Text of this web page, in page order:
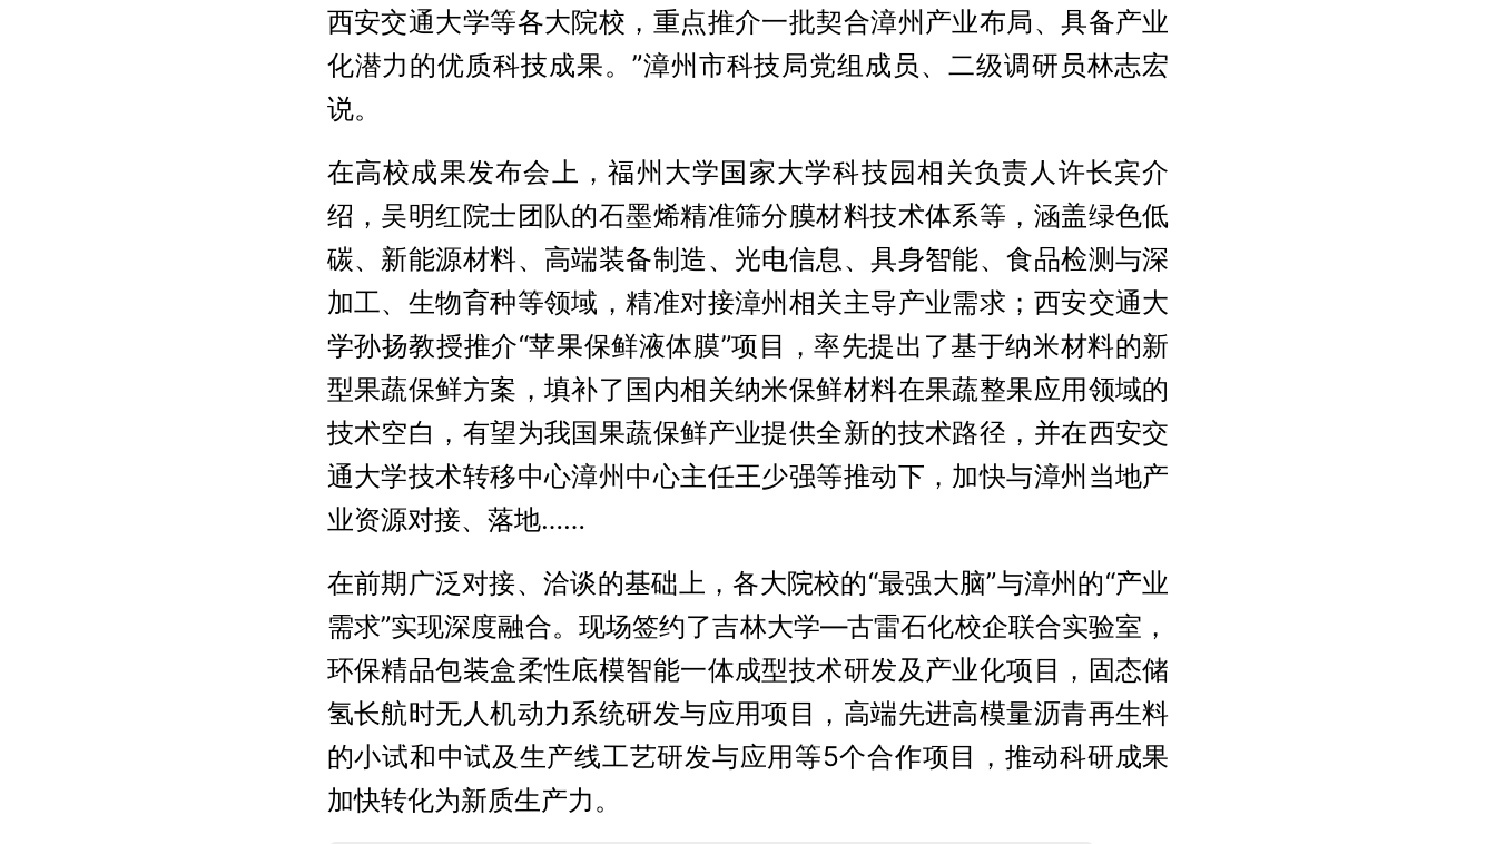
西安交通大学等各大院校，重点推介一批契合漳州产业布局、具备产业
化潜力的优质科技成果。”漳州市科技局党组成员、二级调研员林志宏
说。
在高校成果发布会上，福州大学国家大学科技园相关负责人许长宾介
绍，吴明红院士团队的石墨烯精准筛分膜材料技术体系等，涵盖绿色低
碳、新能源材料、高端装备制造、光电信息、具身智能、食品检测与深
加工、生物育种等领域，精准对接漳州相关主导产业需求；西安交通大
学孙扬教授推介“苹果保鲜液体膜”项目，率先提出了基于纳米材料的新
型果蔬保鲜方案，填补了国内相关纳米保鲜材料在果蔬整果应用领域的
技术空白，有望为我国果蔬保鲜产业提供全新的技术路径，并在西安交
通大学技术转移中心漳州中心主任王少强等推动下，加快与漳州当地产
业资源对接、落地……
在前期广泛对接、洽谈的基础上，各大院校的“最强大脑”与漳州的“产业
需求”实现深度融合。现场签约了吉林大学—古雷石化校企联合实验室，
环保精品包装盒柔性底模智能一体成型技术研发及产业化项目，固态储
氢长航时无人机动力系统研发与应用项目，高端先进高模量沥青再生料
的小试和中试及生产线工艺研发与应用等5个合作项目，推动科研成果
加快转化为新质生产力。